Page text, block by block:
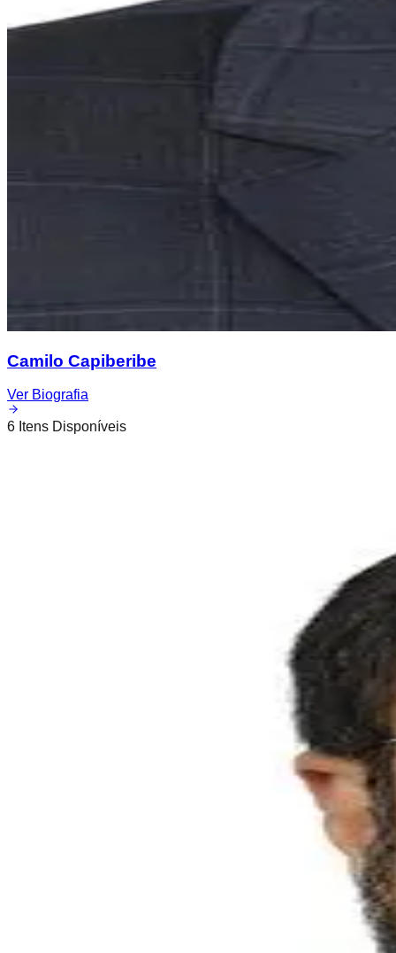
Camilo Capiberibe
Ver Biografia
6 Itens Disponíveis